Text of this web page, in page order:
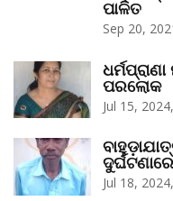
ପାଳିତ
Sep 20,
ପରଲୋକ
Jul 15,
Jul 18,